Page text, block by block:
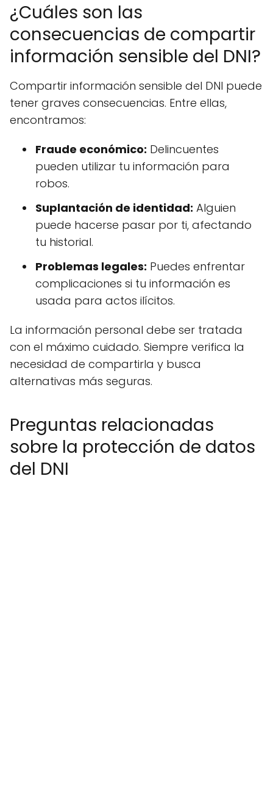
¿Cuáles son las
consecuencias de compartir
información sensible del DNI?
Compartir información sensible del DNI puede
tener graves consecuencias. Entre ellas,
encontramos:
Fraude económico: Delincuentes
pueden utilizar tu información para
robos.
Suplantación de identidad: Alguien
puede hacerse pasar por ti, afectando
tu historial.
Problemas legales: Puedes enfrentar
complicaciones si tu información es
usada para actos ilícitos.
La información personal debe ser tratada
con el máximo cuidado. Siempre verifica la
necesidad de compartirla y busca
alternativas más seguras.
Preguntas relacionadas
sobre la protección de datos
del DNI